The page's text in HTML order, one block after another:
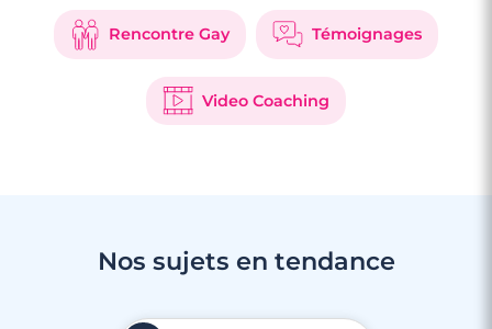
Rencontre Gay Témoignages
Video Coaching
Nos sujets en tendance